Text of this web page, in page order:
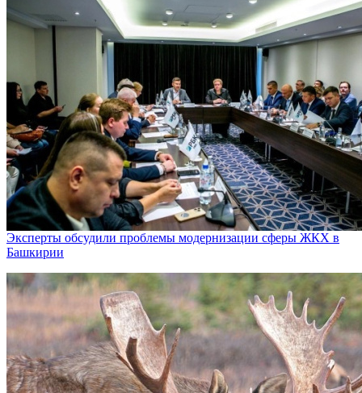
Эксперты обсудили проблемы модернизации сферы ЖКХ в
Башкирии